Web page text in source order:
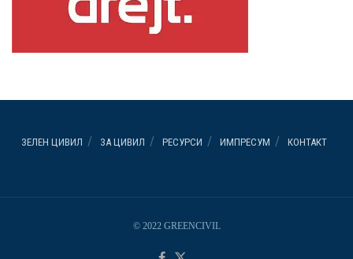
ЗЕЛЕН ЦИВИЛ ЗА ЦИВИЛ РЕСУРСИ ИМПРЕСУМ КОНТАКТ
© 2022 GREENCIVIL